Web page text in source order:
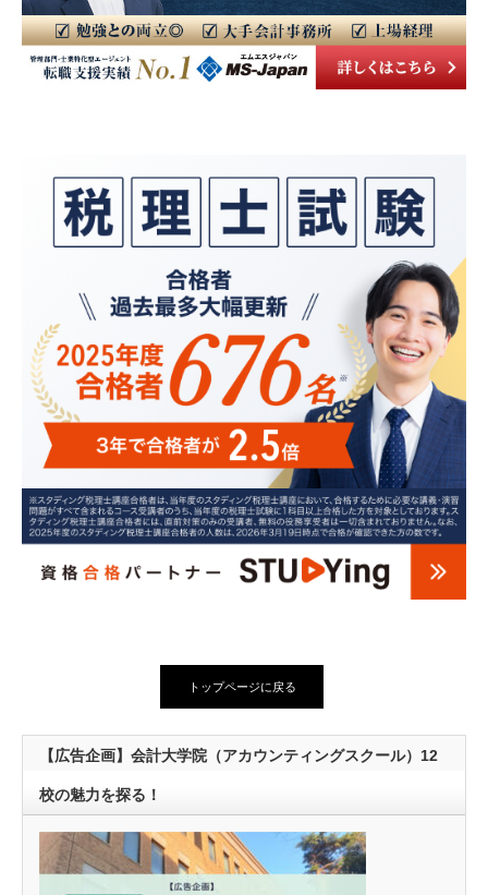
トップページに戻る
【広告企画】会計大学院（アカウンティングスクール）12
校の魅力を探る！